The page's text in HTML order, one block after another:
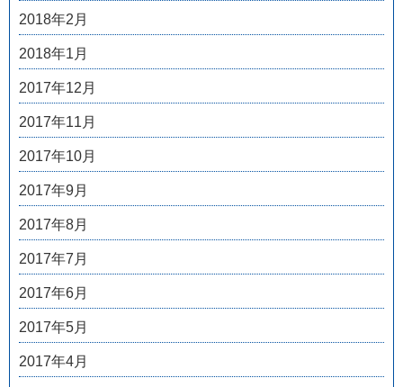
2018年2月
2018年1月
2017年12月
2017年11月
2017年10月
2017年9月
2017年8月
2017年7月
2017年6月
2017年5月
2017年4月